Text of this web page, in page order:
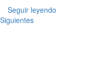
Seguir leyendo
Siguientes